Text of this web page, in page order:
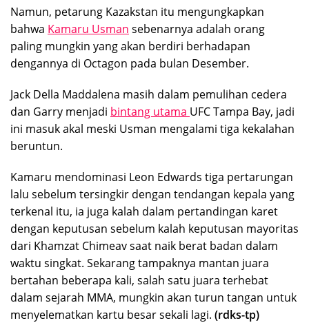
Namun, petarung Kazakstan itu mengungkapkan
bahwa Kamaru Usman sebenarnya adalah orang
paling mungkin yang akan berdiri berhadapan
dengannya di Octagon pada bulan Desember.
Jack Della Maddalena masih dalam pemulihan cedera
dan Garry menjadi bintang utama UFC Tampa Bay, jadi
ini masuk akal meski Usman mengalami tiga kekalahan
beruntun.
Kamaru mendominasi Leon Edwards tiga pertarungan
lalu sebelum tersingkir dengan tendangan kepala yang
terkenal itu, ia juga kalah dalam pertandingan karet
dengan keputusan sebelum kalah keputusan mayoritas
dari Khamzat Chimeav saat naik berat badan dalam
waktu singkat. Sekarang tampaknya mantan juara
bertahan beberapa kali, salah satu juara terhebat
dalam sejarah MMA, mungkin akan turun tangan untuk
menyelematkan kartu besar sekali lagi. (rdks-tp)